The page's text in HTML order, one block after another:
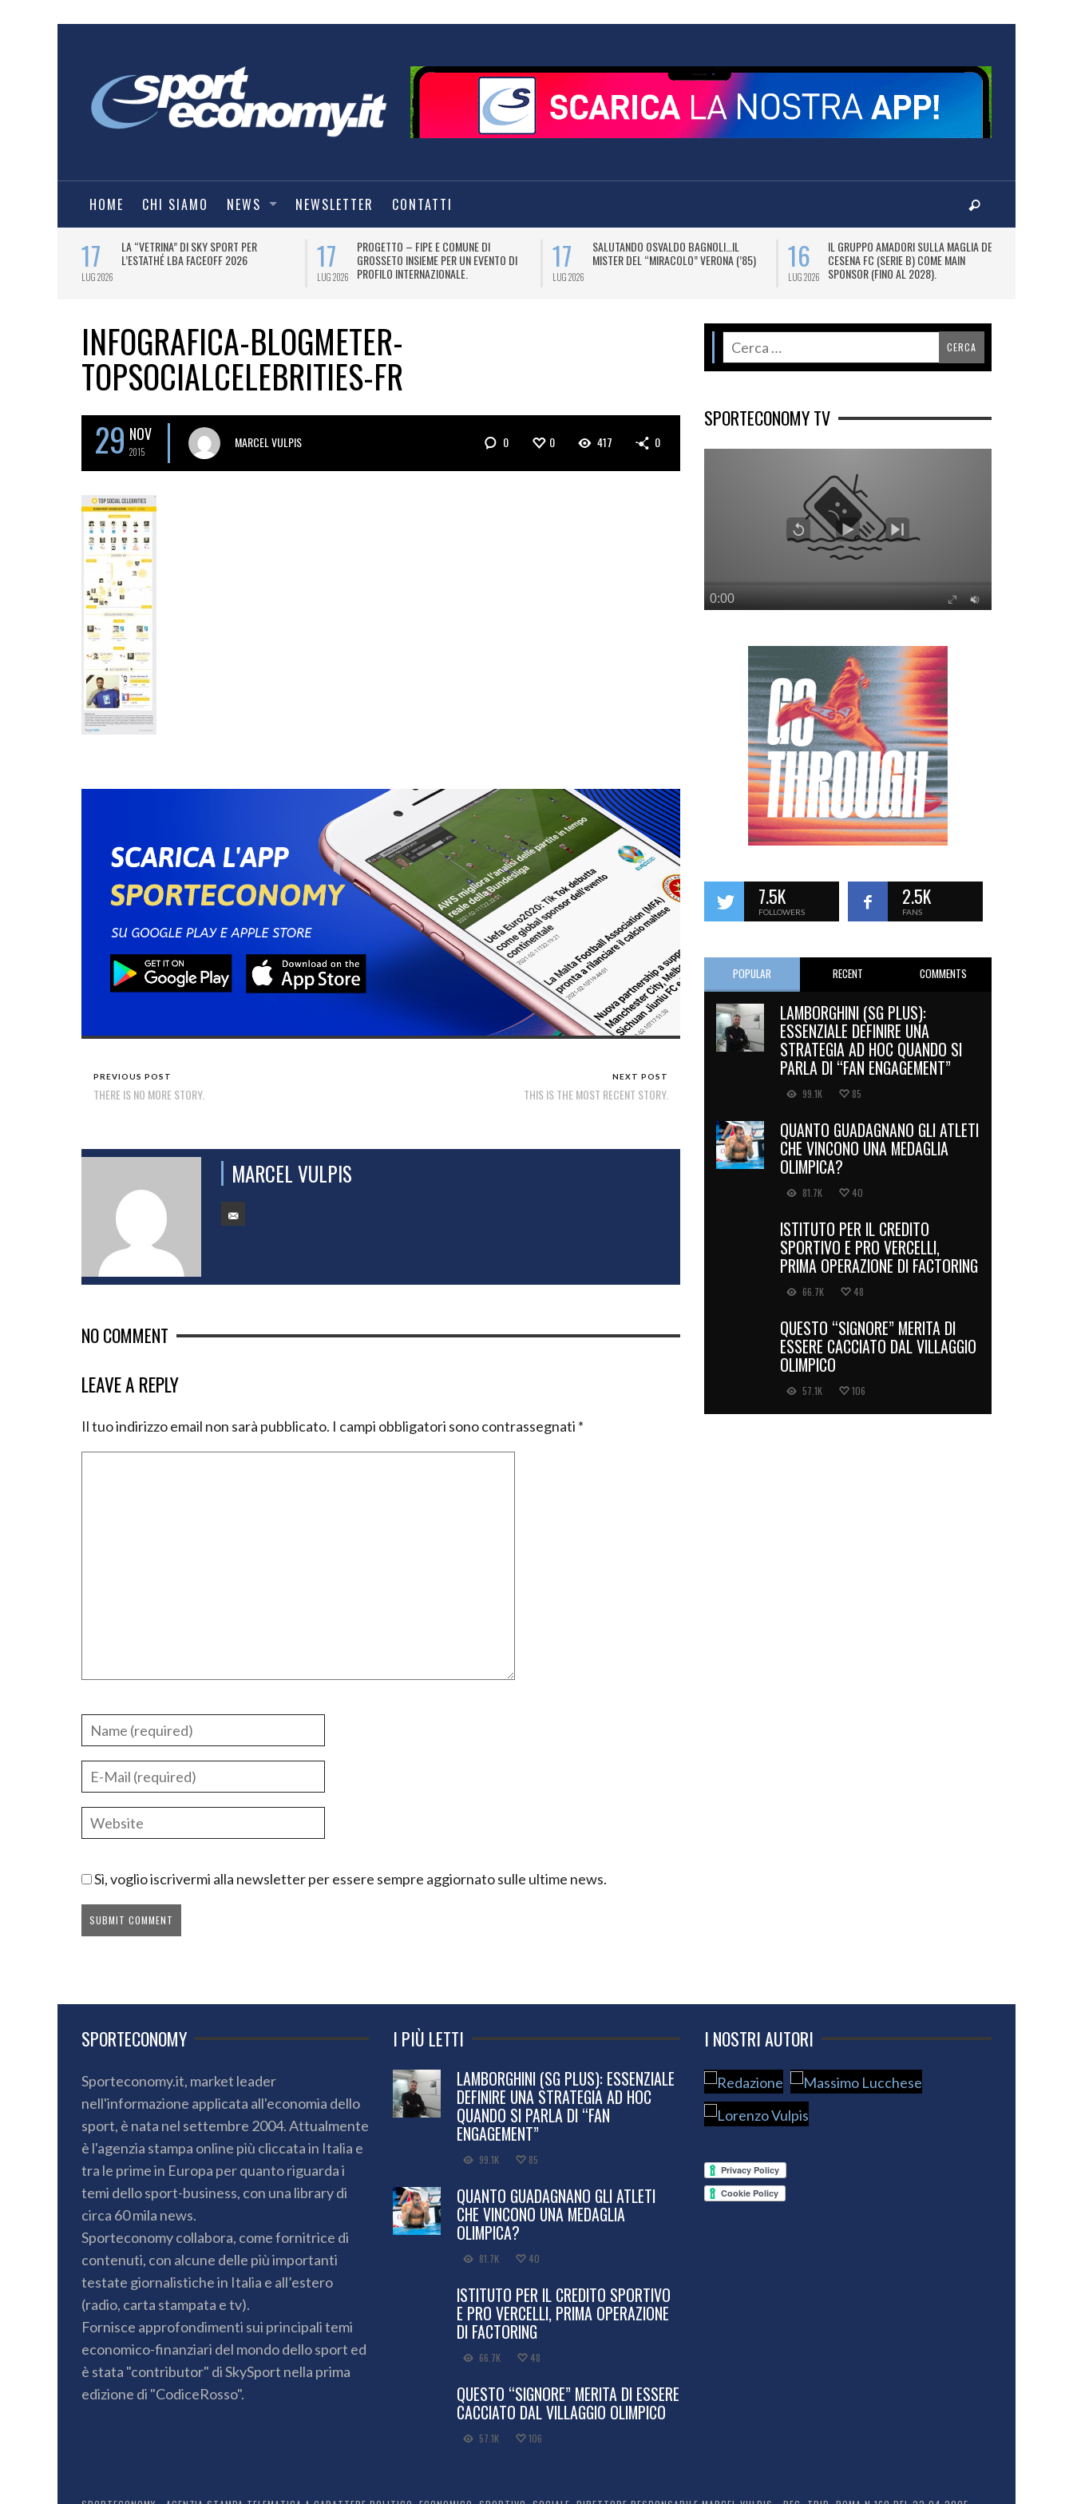
HOME CHI SIAMO NEWS NEWSLETTER CONTATTI
17
LUG 2026
LA “VETRINA” DI SKY SPORT PER
L’ESTATHÉ LBA FACEOFF 2026
17
LUG 2026
PROGETTO – FIPE E COMUNE DI
GROSSETO INSIEME PER UN EVENTO DI
PROFILO INTERNAZIONALE.
17
LUG 2026
SALUTANDO OSVALDO BAGNOLI…IL
MISTER DEL “MIRACOLO” VERONA (’85)
16
LUG 2026
IL GRUPPO AMADORI SULLA MAGLIA DEL
CESENA FC (SERIE B) COME MAIN
SPONSOR (FINO AL 2028).
INFOGRAFICA-BLOGMETER-
TOPSOCIALCELEBRITIES-FR
29 NOV
2015
MARCEL VULPIS 0 0 417 0
PREVIOUS POST
THERE IS NO MORE STORY.
NEXT POST
THIS IS THE MOST RECENT STORY.
MARCEL VULPIS
NO COMMENT
LEAVE A REPLY
Il tuo indirizzo email non sarà pubblicato. I campi obbligatori sono contrassegnati *
Sì, voglio iscrivermi alla newsletter per essere sempre aggiornato sulle ultime news.
SPORTECONOMY TV
7.5K
FOLLOWERS
2.5K
FANS
POPULAR RECENT COMMENTS
LAMBORGHINI (SG PLUS):
ESSENZIALE DEFINIRE UNA
STRATEGIA AD HOC QUANDO SI
PARLA DI “FAN ENGAGEMENT”
99.1K 85
QUANTO GUADAGNANO GLI ATLETI
CHE VINCONO UNA MEDAGLIA
OLIMPICA?
81.7K 40
ISTITUTO PER IL CREDITO
SPORTIVO E PRO VERCELLI,
PRIMA OPERAZIONE DI FACTORING
66.7K 48
QUESTO “SIGNORE” MERITA DI
ESSERE CACCIATO DAL VILLAGGIO
OLIMPICO
57.1K 106
SPORTECONOMY
Sporteconomy.it, market leader
nell'informazione applicata all'economia dello
sport, è nata nel settembre 2004. Attualmente
è l'agenzia stampa online più cliccata in Italia e
tra le prime in Europa per quanto riguarda i
temi dello sport-business, con una library di
circa 60 mila news.
Sporteconomy collabora, come fornitrice di
contenuti, con alcune delle più importanti
testate giornalistiche in Italia e all’estero
(radio, carta stampata e tv).
Fornisce approfondimenti sui principali temi
economico-finanziari del mondo dello sport ed
è stata "contributor" di SkySport nella prima
edizione di "CodiceRosso".
I PIÙ LETTI
LAMBORGHINI (SG PLUS): ESSENZIALE
DEFINIRE UNA STRATEGIA AD HOC
QUANDO SI PARLA DI “FAN
ENGAGEMENT”
99.1K 85
QUANTO GUADAGNANO GLI ATLETI
CHE VINCONO UNA MEDAGLIA
OLIMPICA?
81.7K 40
ISTITUTO PER IL CREDITO SPORTIVO
E PRO VERCELLI, PRIMA OPERAZIONE
DI FACTORING
66.7K 48
QUESTO “SIGNORE” MERITA DI ESSERE
CACCIATO DAL VILLAGGIO OLIMPICO
57.1K 106
I NOSTRI AUTORI